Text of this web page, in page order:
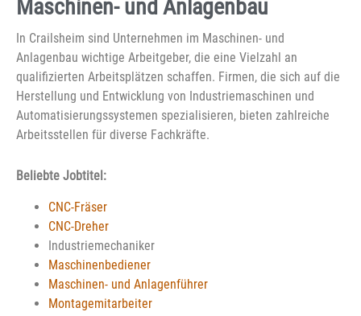
Maschinen- und Anlagenbau
In Crailsheim sind Unternehmen im Maschinen- und
Anlagenbau wichtige Arbeitgeber, die eine Vielzahl an
qualifizierten Arbeitsplätzen schaffen. Firmen, die sich auf die
Herstellung und Entwicklung von Industriemaschinen und
Automatisierungssystemen spezialisieren, bieten zahlreiche
Arbeitsstellen für diverse Fachkräfte.
Beliebte Jobtitel:
CNC-Fräser
CNC-Dreher
Industriemechaniker
Maschinenbediener
Maschinen- und Anlagenführer
Montagemitarbeiter